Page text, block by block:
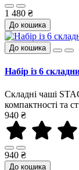
1 480 ₴
До кошика
До кошика
Набір із 6
Складні чаші
компактності та
940 ₴
940 ₴
До кошика